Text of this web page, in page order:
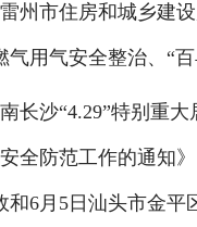
州市住房和城乡建
气用气安全整治、“
沙“4.29”特别重大
全防范工作的通知
和6月5日汕头市金